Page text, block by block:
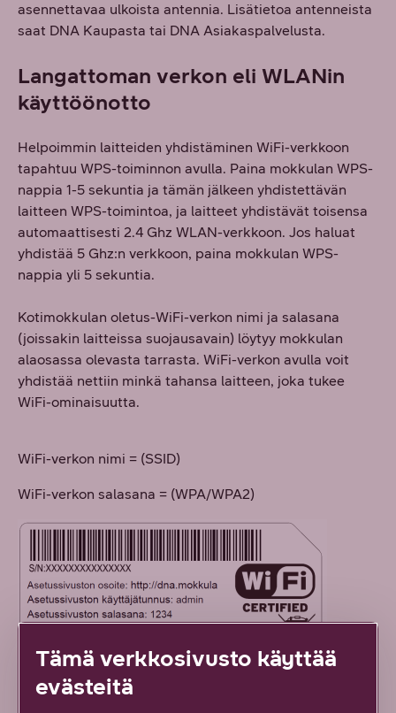
asennettavaa ulkoista antennia. Lisätietoa antenneista
saat DNA Kaupasta tai DNA Asiakaspalvelusta.
Langattoman verkon eli WLANin
käyttöönotto
Helpoimmin laitteiden yhdistäminen WiFi-verkkoon
tapahtuu WPS-toiminnon avulla. Paina mokkulan WPS-
nappia 1-5 sekuntia ja tämän jälkeen yhdistettävän
laitteen WPS-toimintoa, ja laitteet yhdistävät toisensa
automaattisesti 2.4 Ghz WLAN-verkkoon. Jos haluat
yhdistää 5 Ghz:n verkkoon, paina mokkulan WPS-
nappia yli 5 sekuntia.
Kotimokkulan oletus-WiFi-verkon nimi ja salasana
(joissakin laitteissa suojausavain) löytyy mokkulan
alaosassa olevasta tarrasta. WiFi-verkon avulla voit
yhdistää nettiin minkä tahansa laitteen, joka tukee
WiFi-ominaisuutta.
WiFi-verkon nimi = (SSID)
WiFi-verkon salasana = (WPA/WPA2)
Tämä verkkosivusto käyttää
evästeitä